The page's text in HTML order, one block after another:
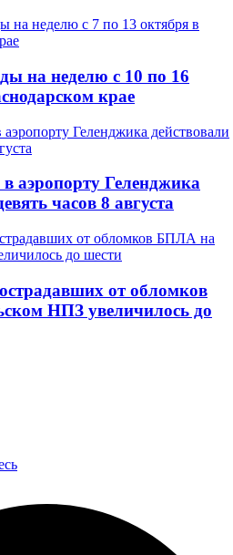
на неделю с 10 по 16
крае
аэропорту Геленджика
часов 8 августа
от обломков
НПЗ увеличилось до